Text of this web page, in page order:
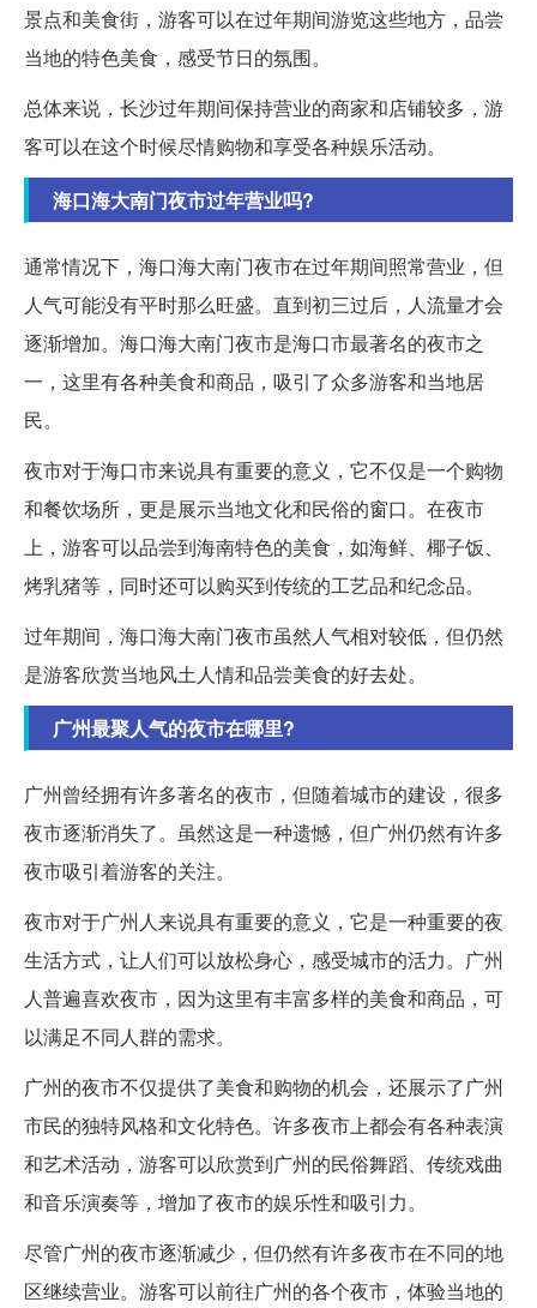
景点和美食街，游客可以在过年期间游览这些地方，品尝
当地的特色美食，感受节日的氛围。
总体来说，长沙过年期间保持营业的商家和店铺较多，游
客可以在这个时候尽情购物和享受各种娱乐活动。
海口海大南门夜市过年营业吗?
通常情况下，海口海大南门夜市在过年期间照常营业，但
人气可能没有平时那么旺盛。直到初三过后，人流量才会
逐渐增加。海口海大南门夜市是海口市最著名的夜市之
一，这里有各种美食和商品，吸引了众多游客和当地居
民。
夜市对于海口市来说具有重要的意义，它不仅是一个购物
和餐饮场所，更是展示当地文化和民俗的窗口。在夜市
上，游客可以品尝到海南特色的美食，如海鲜、椰子饭、
烤乳猪等，同时还可以购买到传统的工艺品和纪念品。
过年期间，海口海大南门夜市虽然人气相对较低，但仍然
是游客欣赏当地风土人情和品尝美食的好去处。
广州最聚人气的夜市在哪里?
广州曾经拥有许多著名的夜市，但随着城市的建设，很多
夜市逐渐消失了。虽然这是一种遗憾，但广州仍然有许多
夜市吸引着游客的关注。
夜市对于广州人来说具有重要的意义，它是一种重要的夜
生活方式，让人们可以放松身心，感受城市的活力。广州
人普遍喜欢夜市，因为这里有丰富多样的美食和商品，可
以满足不同人群的需求。
广州的夜市不仅提供了美食和购物的机会，还展示了广州
市民的独特风格和文化特色。许多夜市上都会有各种表演
和艺术活动，游客可以欣赏到广州的民俗舞蹈、传统戏曲
和音乐演奏等，增加了夜市的娱乐性和吸引力。
尽管广州的夜市逐渐减少，但仍然有许多夜市在不同的地
区继续营业。游客可以前往广州的各个夜市，体验当地的